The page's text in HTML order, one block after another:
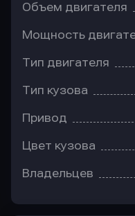
Объем двигателя
Мощность
Тип двигателя
Тип кузова
Привод
Цвет кузова
Владельцев